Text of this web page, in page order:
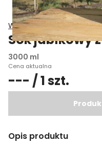
Wiatrowy Sad Grażyna
Sok jabłkowy
3000 ml
Cena aktualna
--- / 1 szt.
Opis produktu